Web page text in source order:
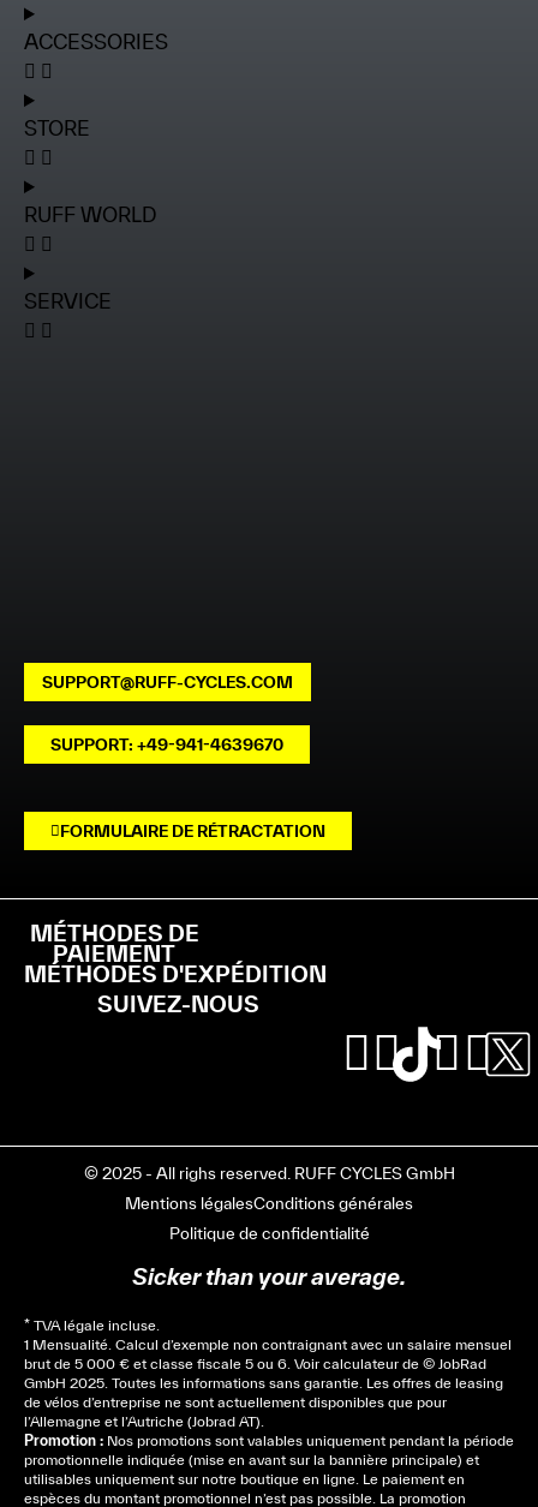
ACCESSORIES
STORE
RUFF WORLD
SERVICE
SUPPORT@RUFF-CYCLES.COM
SUPPORT: +49-941-4639670
FORMULAIRE DE RÉTRACTATION
MÉTHODES DE
PAIEMENT
MÉTHODES D'EXPÉDITION
SUIVEZ-NOUS
© 2025 - All righs reserved. RUFF CYCLES GmbH
Mentions légalesConditions générales
Politique de confidentialité
Sicker than your average.
* TVA légale incluse.
1 Mensualité. Calcul d’exemple non contraignant avec un salaire mensuel
brut de 5 000 € et classe fiscale 5 ou 6. Voir calculateur de © JobRad
GmbH 2025. Toutes les informations sans garantie. Les offres de leasing
de vélos d’entreprise ne sont actuellement disponibles que pour
l’Allemagne et l’Autriche (Jobrad AT).
Promotion : Nos promotions sont valables uniquement pendant la période
promotionnelle indiquée (mise en avant sur la bannière principale) et
utilisables uniquement sur notre boutique en ligne. Le paiement en
espèces du montant promotionnel n’est pas possible. La promotion